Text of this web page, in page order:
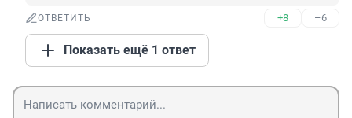
ОТВЕТИТЬ +8 –6
Показать ещё 1 ответ